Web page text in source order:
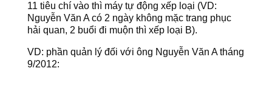
11 tiêu chí vào thì máy tự động xếp loại (VD:
Nguyễn Văn A có 2 ngày không mặc trang phục
hải quan, 2 buổi đi muộn thì xếp loại B).
VD: phần quản lý đối với ông Nguyễn Văn A tháng
9/2012: